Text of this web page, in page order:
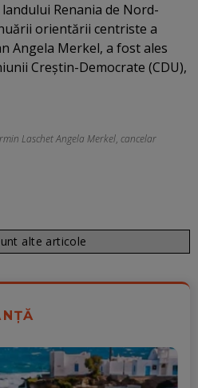
Renania de Nord-
orientării centriste a
Angela Merkel, a fost ales
Creştin-Democrate (CDU),
Laschet Angela Merkel, cancelar
alte articole